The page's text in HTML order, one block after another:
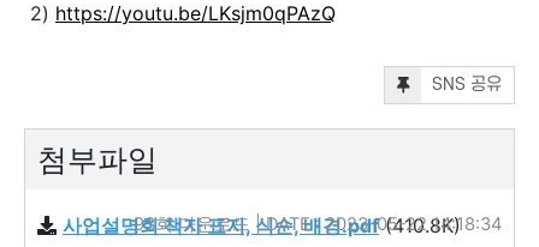
2) https://youtu.be/LKsjm0qPAzQ
SNS 공유
첨부파일
사업설명회 책자 표지, 식순, 배경.pdf(410.8K)
93회 다운로드 | DATE : 2023-05-22 14:18:34